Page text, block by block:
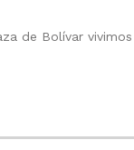
de Bolívar